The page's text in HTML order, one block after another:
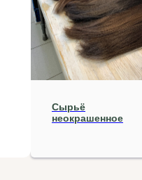
Сырьё
неокрашенное